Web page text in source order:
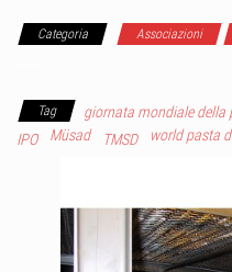
Categoria Associazioni
Tag giornata mondiale della
IPO
Müsad TMSD world pasta